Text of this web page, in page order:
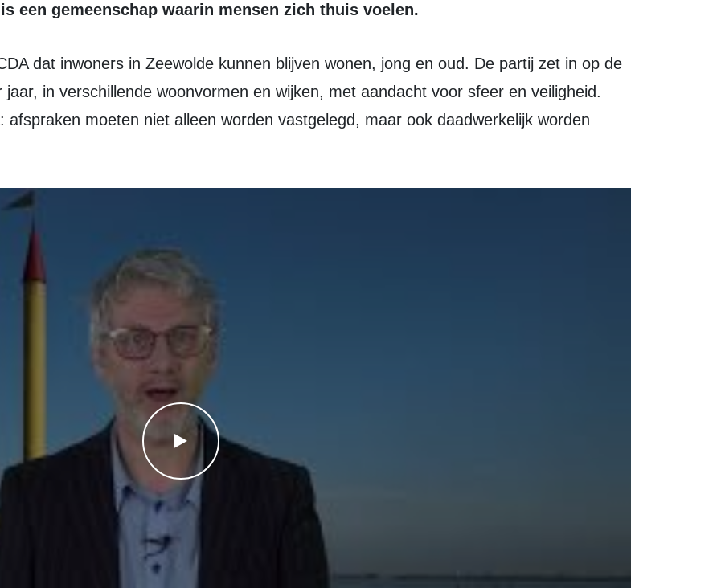
een gemeenschap waarin mensen zich thuis voelen.
in verschillende woonvormen en wijken, met aandacht voor sfeer en veiligheid.
afspraken moeten niet alleen worden vastgelegd, maar ook daadwerkelijk worden
WATCH THE VIDEO